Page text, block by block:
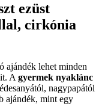
ezüst
cirkónia
ajándék lehet minden
A gyermek nyaklánc
nagypapától
ajándék, mint egy